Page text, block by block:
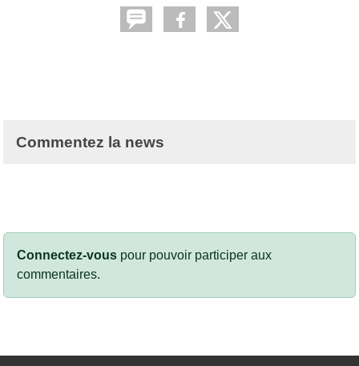
Commentez la news
Connectez-vous pour pouvoir participer aux
commentaires.